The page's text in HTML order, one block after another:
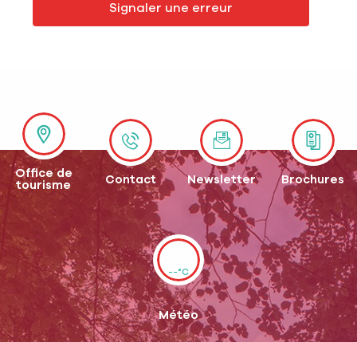
Signaler une erreur
Office de
tourisme
Contact Newsletter Brochures
--°C
Météo